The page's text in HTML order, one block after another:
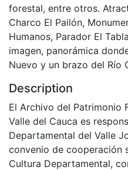
forestal, entre otros.
Charco El Pailón,
Humanos, Parador El
imagen, panorámica
Nuevo y un brazo del Río
Description
El Archivo del Patrimonio
Valle del Cauca es
Departamental del Valle
convenio de cooperación
Cultura Departamental,